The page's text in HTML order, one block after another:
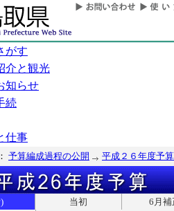
がす
介と観光
知らせ
続
仕事
予算編成過程の公開 平成２６年度予算
当初
6月補